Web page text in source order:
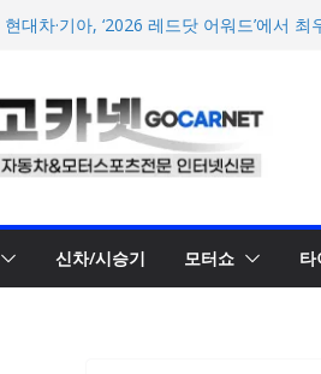
격 대회 준비 돌입
[신차] BMW, 8월 온라인 한정 에디션 3종
온라인’ 판매 개시
벤틀리, 첫 순수 전기 어반 럭셔리 SUV 토
엔진’ 공개
벤틀리서울, 광주 신세계백화점에서 호
신차/시승기 모터쇼